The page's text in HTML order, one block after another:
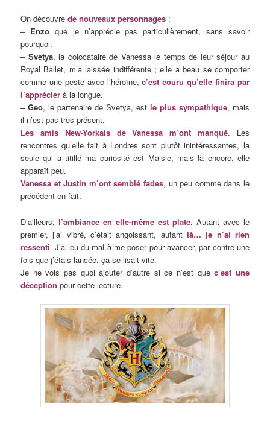
On découvrede nouveaux personnages :
– Enzoque je n’apprécie pas particulièrement, sans savoir
pourquoi.
– Svetya, la colocataire de Vanessa le temps de leur séjour au
Royal Ballet, m’a laissée indifférente ; elle a beau se comporter
comme une peste avec l’héroïne,c’est couru qu’elle finira par
l’apprécier à la longue.
–Geo, le partenaire de Svetya, est le plus sympathique, mais
il n’est pas très présent.
Les amis New-Yorkais de Vanessa m’ont manqué. Les
rencontres qu’elle fait à Londres sont plutôt inintéressantes, la
seule qui a titillé ma curiosité est Maisie, mais là encore, elle
apparaît peu.
Vanessa et Justin m’ont semblé fades, un peu comme dans le
précédent en fait.
D’ailleurs,l’ambiance en elle-même est plate. Autant avec le
premier, j’ai vibré, c’était angoissant, autant là… je n’ai rien
ressenti. J’ai eu du mal à me poser pour avancer, par contre une
fois que j’étais lancée, ça se lisait vite.
Je ne vois pas quoi ajouter d’autre si ce n’est quec’est une
déception pour cette lecture.